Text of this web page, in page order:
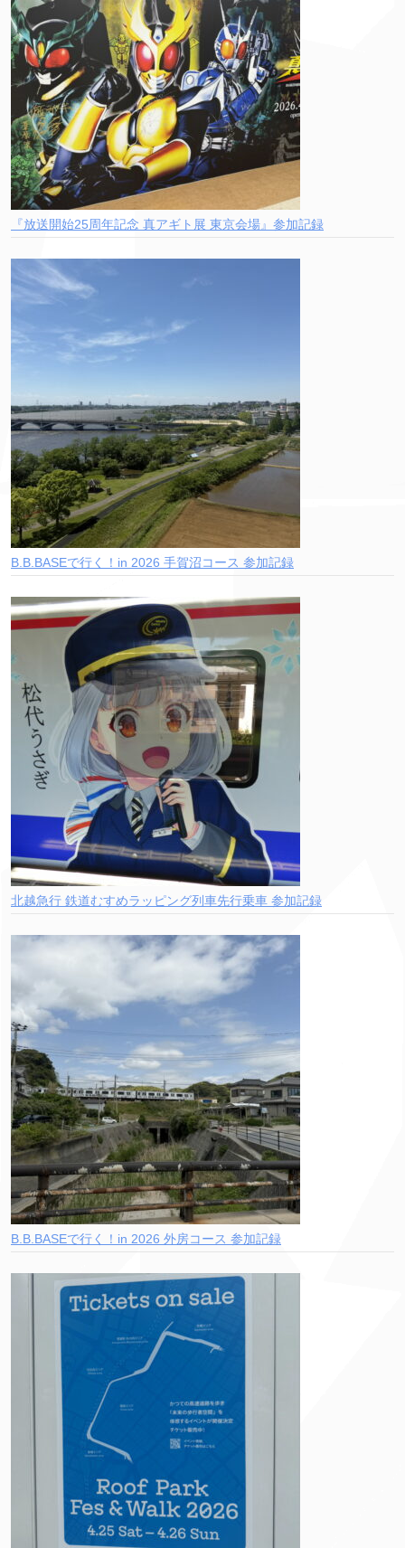
『放送開始25周年記念 真アギト展 東京会場』参加記録
B.B.BASEで行く！in 2026 手賀沼コース 参加記録
北越急行 鉄道むすめラッピング列車先行乗車 参加記録
B.B.BASEで行く！in 2026 外房コース 参加記録